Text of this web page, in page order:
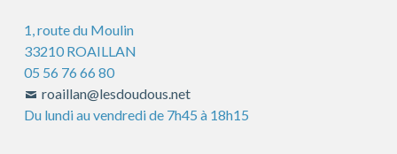
subsidiaire
1, route du Moulin
33210 ROAILLAN
05 56 76 66 80
roaillan@lesdoudous.net
Du lundi au vendredi de 7h45 à 18h15